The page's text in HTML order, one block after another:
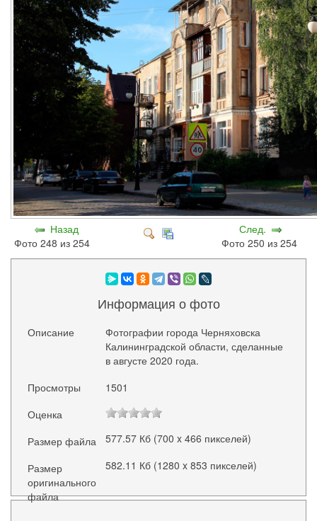
Назад
Фото 248 из 254
След.
Фото 250 из 254
Информация о фото
Описание
Фотографии города Черняховска
Калининградской области, сделанные
в августе 2020 года.
Просмотры
1501
Оценка
Размер файла
577.57 Кб (700 x 466 пикселей)
Размер
оригинального
файла
582.11 Кб (1280 x 853 пикселей)